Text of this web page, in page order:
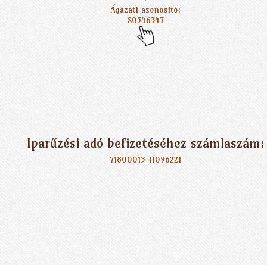
Ágazati azonosító:
S0546347
Iparűzési adó befizetéséhez számlaszám:
71800013-11096221